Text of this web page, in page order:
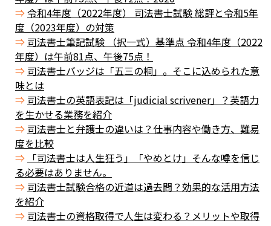
令和4年度（2022年度） 司法書士試験 総評と令和5年
度（2023年度）の対策
司法書士筆記試験 （択一式）基準点 令和4年度（2022
年度）は午前81点、午後75点！
司法書士バッジは「五三の桐」。そこに込められた意
味とは
司法書士の英語表記は「judicial scrivener」？英語力
を生かせる業務を紹介
司法書士と弁護士の違いは？仕事内容や働き方、難易
度を比較
「司法書士は人生狂う」「やめとけ」そんな噂を信じ
る必要はありません。
司法書士試験合格の近道は過去問？効果的な活用方法
を紹介
司法書士の資格取得で人生は変わる？メリットや取得